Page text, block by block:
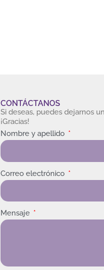
CONTÁCTANOS
Si deseas, puedes dejarnos
¡Gracias!
Nombre y apellido
Correo electrónico
Mensaje